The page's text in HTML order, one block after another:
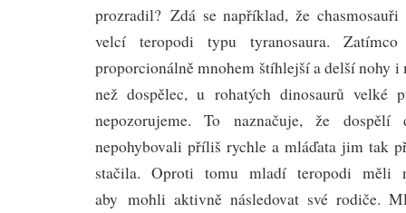
prozradil? Zdá se například, že
velcí teropodi typu tyranosaura.
proporcionálně mnohem štíhlejší a delší nohy i
než dospělec, u rohatých dinosaurů velké
nepozorujeme. To naznačuje, že dospělí
nepohybovali příliš rychle a mláďata jim tak
stačila. Oproti tomu mladí teropodi měli
aby mohli aktivně následovat své rodiče.